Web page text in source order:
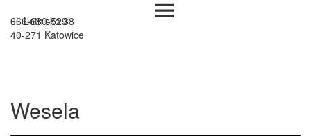
666-680-529
ul.Lotnisko 38
40-271 Katowice
Restauracja
Odlot
Wesela